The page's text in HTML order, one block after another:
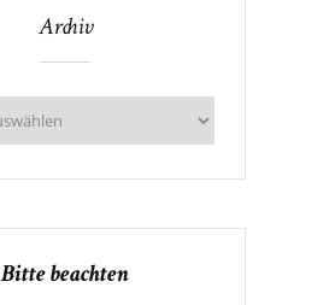
Archiv
Bitte beachten